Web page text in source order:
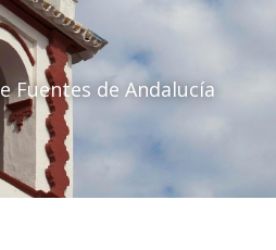
Fuentes de Andalucía